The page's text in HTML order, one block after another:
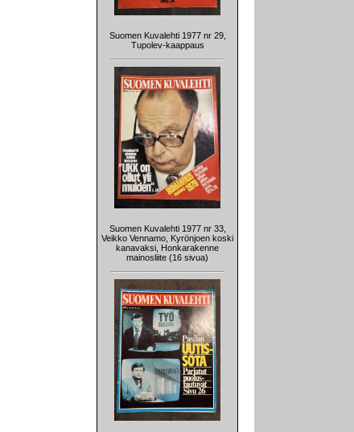
Suomen Kuvalehti 1977 nr 29,
Tupolev-kaappaus
Suomen Kuvalehti 1977 nr 33,
Veikko Vennamo, Kyrönjoen koski
kanavaksi, Honkarakenne
mainosliite (16 sivua)